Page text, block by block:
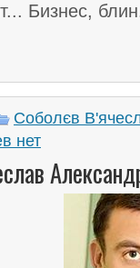
Бизнес,
Соболєв
нет